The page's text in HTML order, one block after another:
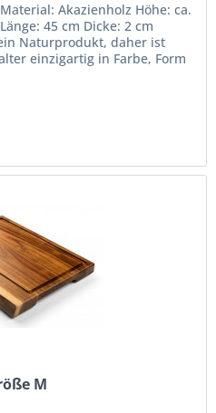
Akazienholz Höhe: ca.
45 cm Dicke: 2 cm
Naturprodukt, daher ist
einzigartig in Farbe, Form
M